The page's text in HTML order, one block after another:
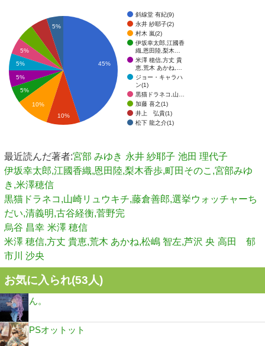
斜線堂 有紀(9)
永井 紗耶子(2)
村木 嵐(2)
伊坂幸太郎,江國香
織,恩田陸,梨木…
米澤 穂信,方丈 貴
恵,荒木 あかね,…
ジョー・キャラハ
ン(1)
黒猫ドラネコ,山…
加藤 喜之(1)
井上 弘貴(1)
松下 龍之介(1)
45%
5%
5%
5%
5%
5%
10%
10%
最近読んだ著者:宮部 みゆき 永井 紗耶子 池田 理代子
伊坂幸太郎,江國香織,恩田陸,梨木香歩,町田そのこ,宮部みゆ
き,米澤穂信
黒猫ドラネコ,山崎リュウキチ,藤倉善郎,選挙ウォッチャーち
だい,清義明,古谷経衡,菅野完
烏谷 昌幸 米澤 穂信
米澤 穂信,方丈 貴恵,荒木 あかね,松嶋 智左,芦沢 央 高田 郁
市川 沙央
お気に入られ(53人)
ん。
PSオットット